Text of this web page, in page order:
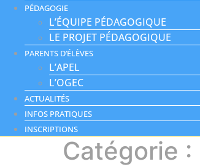
PÉDAGOGIE
L’ÉQUIPE PÉDAGOGIQUE
LE PROJET PÉDAGOGIQUE
PARENTS D’ÉLÈVES
L’APEL
L’OGEC
ACTUALITÉS
INFOS PRATIQUES
INSCRIPTIONS
Catégorie :